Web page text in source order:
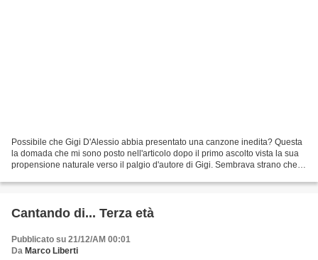
Possibile che Gigi D'Alessio abbia presentato una canzone inedita? Questa
la domada che mi sono posto nell'articolo dopo il primo ascolto vista la sua
propensione naturale verso il palgio d'autore di Gigi. Sembrava strano che
Cantando di... Terza età
Pubblicato su 21/12/AM 00:01
Da Marco Liberti